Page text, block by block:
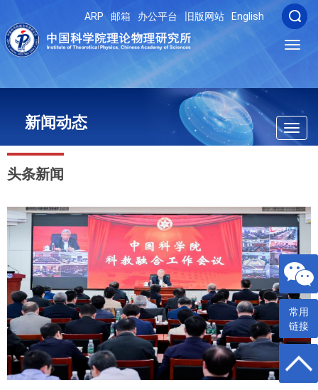
ARP 邮箱 办公平台 旧版网站 English
新闻动态
头条新闻
常用
链接